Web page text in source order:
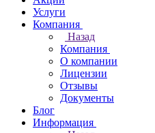
Услуги
Компания
Назад
Компания
О компании
Лицензии
Отзывы
Документы
Блог
Информация